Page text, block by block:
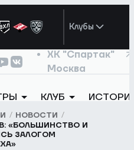
Клубы
ХК "Спартак"
Москва
КЛУБ
НОВОСТИ
«БОЛЬШИНСТВО И
ЗАЛОГОМ